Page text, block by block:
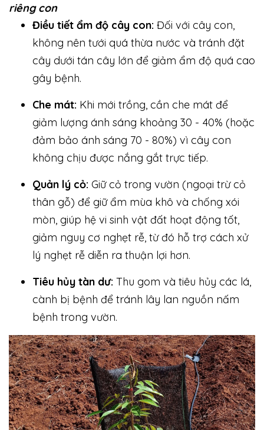
riêng con
Điều tiết ẩm độ cây con: Đối với cây con,
không nên tưới quá thừa nước và tránh đặt
cây dưới tán cây lớn để giảm ẩm độ quá cao
gây bệnh.
Che mát: Khi mới trồng, cần che mát để
giảm lượng ánh sáng khoảng 30 - 40% (hoặc
đảm bảo ánh sáng 70 - 80%) vì cây con
không chịu được nắng gắt trực tiếp.
Quản lý cỏ: Giữ cỏ trong vườn (ngoại trừ cỏ
thân gỗ) để giữ ẩm mùa khô và chống xói
mòn, giúp hệ vi sinh vật đất hoạt động tốt,
giảm nguy cơ nghẹt rễ, từ đó hỗ trợ cách xử
lý nghẹt rễ diễn ra thuận lợi hơn.
Tiêu hủy tàn dư: Thu gom và tiêu hủy các lá,
cành bị bệnh để tránh lây lan nguồn nấm
bệnh trong vườn.